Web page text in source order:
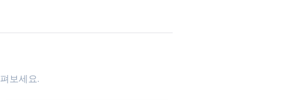
보세요.